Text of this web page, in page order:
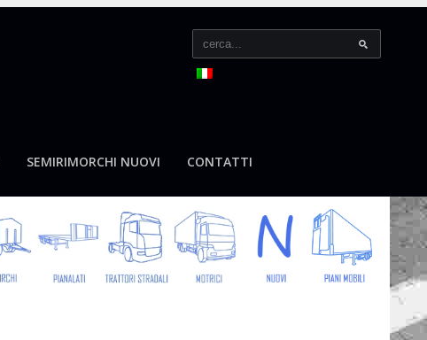
SEMIRIMORCHI NUOVI CONTATTI